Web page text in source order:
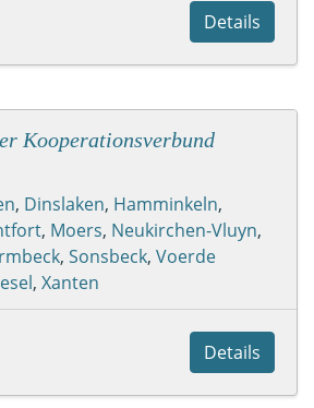
Details
Kooperationsverbund
, Dinslaken, Hamminkeln,
, Moers, Neukirchen-Vluyn,
, Sonsbeck, Voerde
, Xanten
Details